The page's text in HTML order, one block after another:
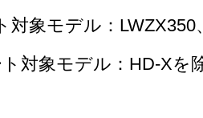
対象モデル：LWZX350
ト対象モデル：HD-X